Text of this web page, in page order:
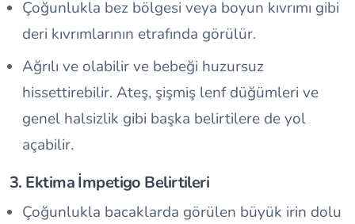
Çoğunlukla bez bölgesi veya boyun kıvrımı gibi
deri kıvrımlarının etrafında görülür.
Ağrılı ve olabilir ve bebeği huzursuz
hissettirebilir. Ateş, şişmiş lenf düğümleri ve
genel halsizlik gibi başka belirtilere de yol
açabilir.
3. Ektima İmpetigo Belirtileri
Çoğunlukla bacaklarda görülen büyük irin dolu